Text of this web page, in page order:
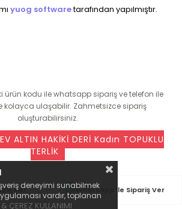
yuog softwaretarafından yapılmıştır.
deneyimi sunabilmek
vardır, toplanan
ÇEREZ KULLANIMI
ürün kodu ile whatsapp sipariş ve telefon ile
kolayca ulaşabilir. Zahmetsizce sipariş
oluşturabilirsiniz.
ALTIN HAKİKİ DERİ Kadın TOPUKLU
TERLİK
WhatsApp ile Sipariş Ver
Ver